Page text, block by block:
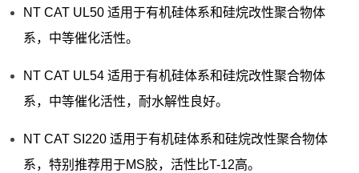
NT CAT UL50 适用于有机硅体系和硅烷改性聚合物体
系，中等催化活性。
NT CAT UL54 适用于有机硅体系和硅烷改性聚合物体
系，中等催化活性，耐水解性良好。
NT CAT SI220 适用于有机硅体系和硅烷改性聚合物体
系，特别推荐用于MS胶，活性比T-12高。